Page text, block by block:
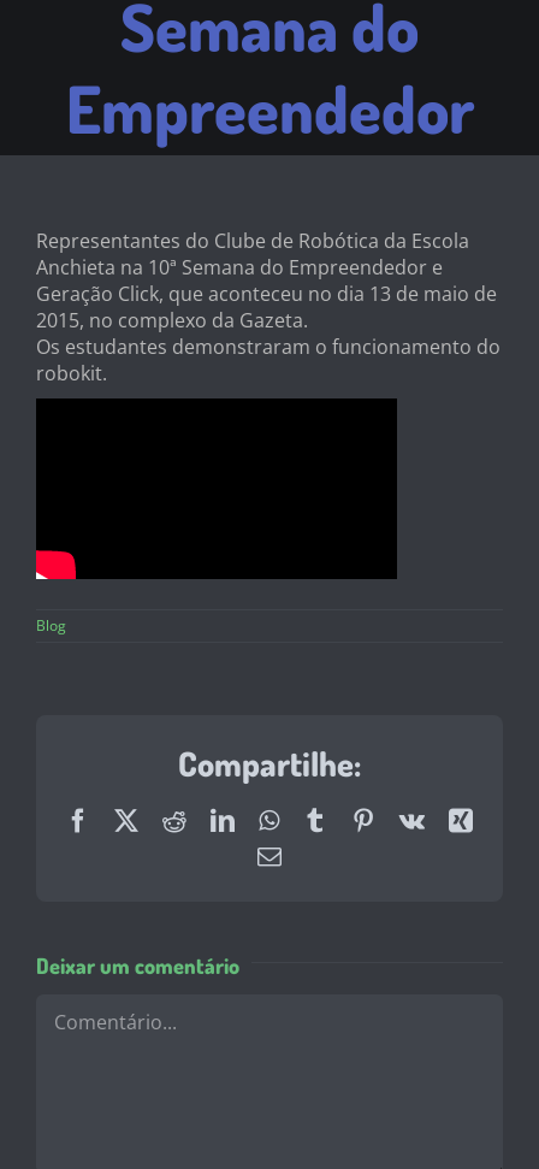
Semana do
Empreendedor
Representantes do Clube de Robótica da Escola
Anchieta na 10ª Semana do Empreendedor e
Geração Click, que aconteceu no dia 13 de maio de
2015, no complexo da Gazeta.
Os estudantes demonstraram o funcionamento do
robokit.
Blog
Compartilhe:
FacebookRedditLinkedInWhatsApp
TumblrPinterest
Vk
Xing
E-
Deixar um comentário